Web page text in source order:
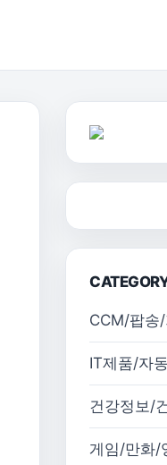
CCM/팝송
IT제품/자
건강정보/
게임/만화/